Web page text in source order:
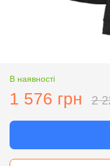
В наявності
1 576 грн 2